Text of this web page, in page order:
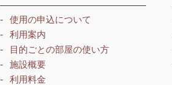
使用の申込について
利用案内
目的ごとの部屋の使い方
施設概要
利用料金